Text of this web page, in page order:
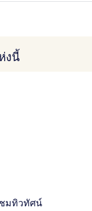
งนี้
มทิวทัศน์